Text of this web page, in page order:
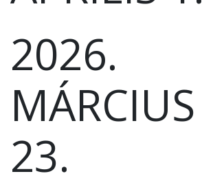
CÉGEK
ÉS
INTÉZMÉNYEK
NYOMTATVÁNYOK
E-
ÜGYINTÉZÉS
2026.
MÁRCIUS
23.